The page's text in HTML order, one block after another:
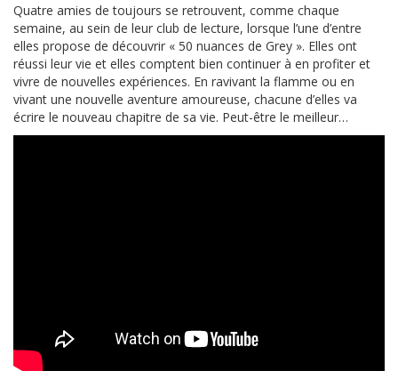
Quatre amies de toujours se retrouvent, comme chaque
semaine, au sein de leur club de lecture, lorsque l’une d’entre
elles propose de découvrir « 50 nuances de Grey ». Elles ont
réussi leur vie et elles comptent bien continuer à en profiter et
vivre de nouvelles expériences. En ravivant la flamme ou en
vivant une nouvelle aventure amoureuse, chacune d’elles va
écrire le nouveau chapitre de sa vie. Peut-être le meilleur…